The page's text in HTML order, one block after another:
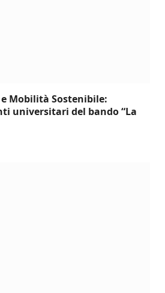
Mobilità Sostenibile:
universitari del bando “La